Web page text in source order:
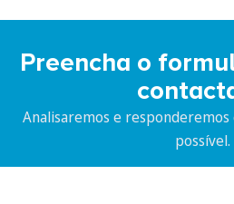
Preencha o
Analisaremos e
possível.